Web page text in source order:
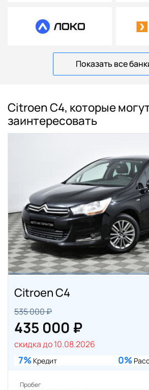
Показать все
Citroen C4, которые
заинтересовать
Citroen C4
535 000 ₽
435 000 ₽
скидка до 10.08.2026
7% Кредит 0%
Пробег